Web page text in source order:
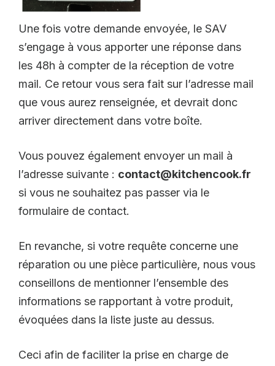
Une fois votre demande envoyée, le SAV
s’engage à vous apporter une réponse dans
les 48h à compter de la réception de votre
mail. Ce retour vous sera fait sur l’adresse mail
que vous aurez renseignée, et devrait donc
arriver directement dans votre boîte.
Vous pouvez également envoyer un mail à
l’adresse suivante : contact@kitchencook.fr
si vous ne souhaitez pas passer via le
formulaire de contact.
En revanche, si votre requête concerne une
réparation ou une pièce particulière, nous vous
conseillons de mentionner l’ensemble des
informations se rapportant à votre produit,
évoquées dans la liste juste au dessus.
Ceci afin de faciliter la prise en charge de